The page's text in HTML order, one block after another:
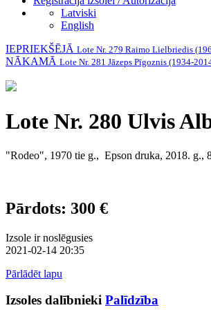
Latviski
English
IEPRIEKŠĒJĀ Lote Nr. 279 Raimo Lielbriedis
NĀKAMĀ Lote Nr. 281 Jāzeps Pīgoznis (1934-
Lote Nr. 280 Ulvis
"Rodeo", 1970 tie g., Epson druka, 2018. g.,
Pārdots: 300 €
Izsole ir noslēgusies
2021-02-14 20:35
Pārlādēt lapu
Izsoles dalībnieki Palīdzība